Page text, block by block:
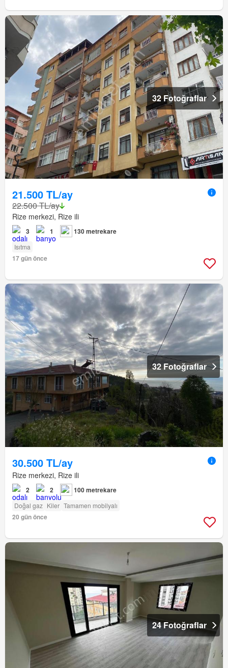
32 Fotoğraflar
21.500 TL/ay
22.500 TL/ay
Rize merkezi, Rize ili
3 1 130 metrekare
Isıtma
17 gün önce
32 Fotoğraflar
30.500 TL/ay
Rize merkezi, Rize ili
2 2 100 metrekare
Doğal gaz Kiler Tamamen mobilyalı
20 gün önce
24 Fotoğraflar